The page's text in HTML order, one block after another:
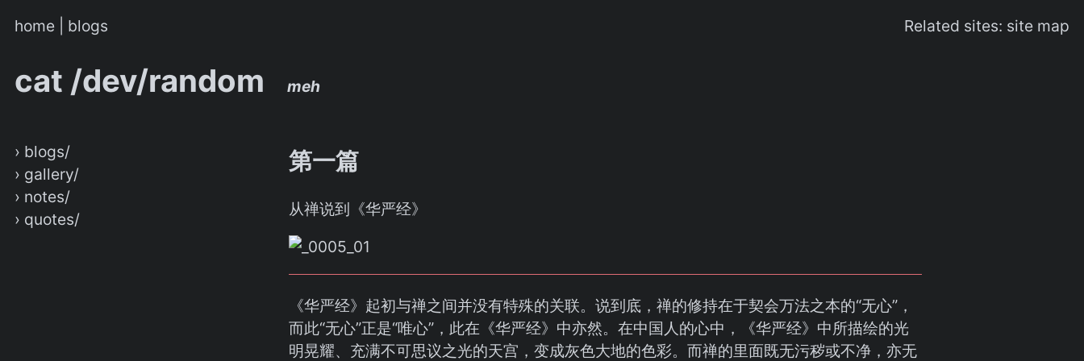
home blogs Related sites: site map
cat /dev/random meh
› blogs/
› gallery/
› notes/
› quotes/
第一篇
从禅说到《华严经》
《华严经》起初与禅之间并没有特殊的关联。说到底，禅的修持在于契会万法之本的“无心”，
而此“无心”正是“唯心”，此在《华严经》中亦然。在中国人的心中，《华严经》中所描绘的光
明晃耀、充满不可思议之光的天宫，变成灰色大地的色彩。而禅的里面既无污秽或不净，亦无